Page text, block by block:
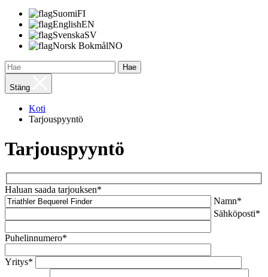
SuomiFI
EnglishEN
SvenskaSV
Norsk BokmålNO
Hae
Stäng
Koti
Tarjouspyyntö
Tarjouspyyntö
Haluan saada tarjouksen*
Namn*
Sähköposti*
Puhelinnumero*
Yritys*